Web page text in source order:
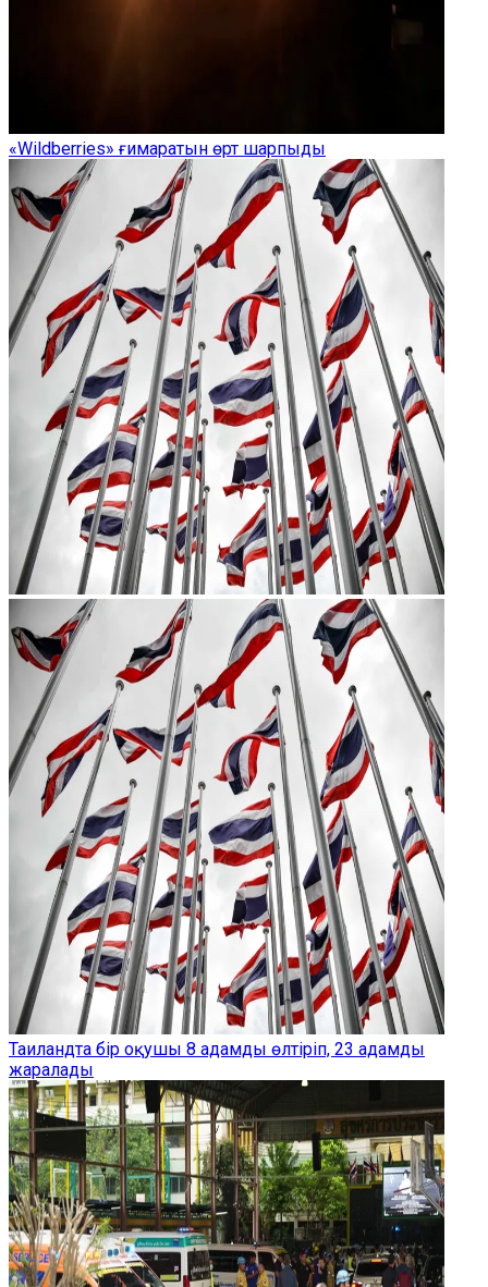
«Wildberries» ғимаратын өрт шарпыды
Таиландта бір оқушы 8 адамды өлтіріп, 23 адамды
жаралады